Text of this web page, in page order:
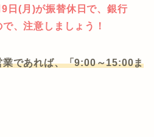
日(月)が振替休日で、銀行
、注意しましょう！
業であれば、「9:00～15:00ま